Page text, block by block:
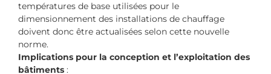
températures de base utilisées pour le
dimensionnement des installations de chauffage
doivent donc être actualisées selon cette nouvelle
norme.
Implications pour la conception et l’exploitation des
bâtiments :